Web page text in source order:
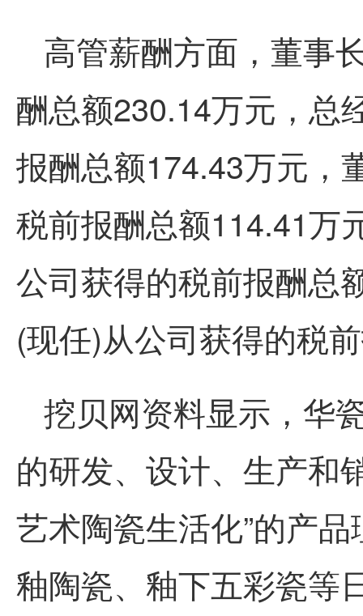
高管薪酬方面，董事
酬总额230.14万元，总
报酬总额174.43万元，
税前报酬总额114.41万
公司获得的税前报酬总
(现任)从公司获得的税
挖贝网资料显示，华
的研发、设计、生产和
艺术陶瓷生活化”的产
釉陶瓷、釉下五彩瓷等